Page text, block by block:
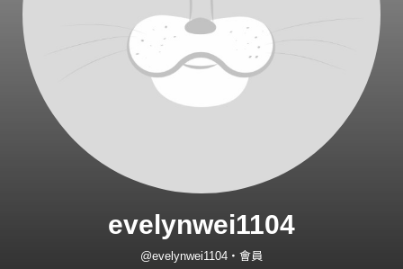
evelynwei1104
@evelynwei1104・會員